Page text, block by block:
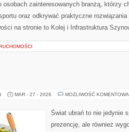
osobach zainteresowanych branżą, którzy
oraz odkrywać praktyczne
na stronie to Kolej i Infrastruktura
MAR - 27 - 2026 MOŻLIWOŚĆ
Świat ubrań to nie jedynie
prezencję, ale również